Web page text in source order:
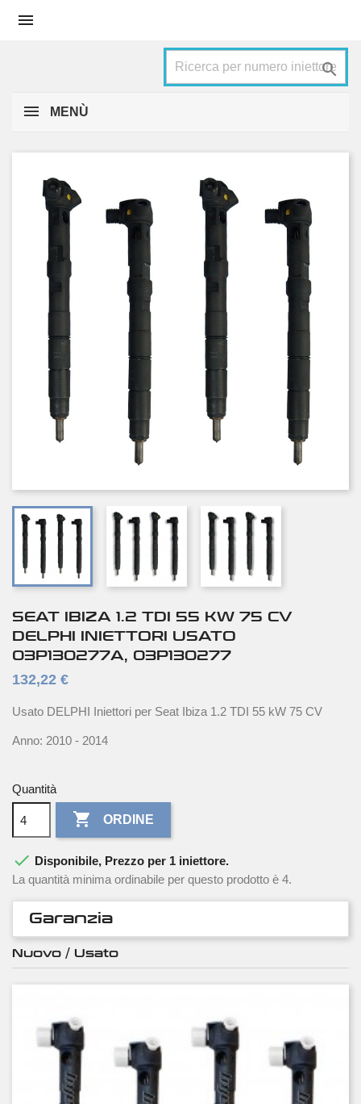


MENÙ
SEAT IBIZA 1.2 TDI 55 KW 75 CV
DELPHI INIETTORI USATO
03P130277A, 03P130277
132,22 €
Usato DELPHI Iniettori per Seat Ibiza 1.2 TDI 55 kW 75 CV
Anno: 2010 - 2014
Quantità
 ORDINE
 Disponibile, Prezzo per 1 iniettore.
La quantità minima ordinabile per questo prodotto è 4.
Garanzia
Nuovo / Usato